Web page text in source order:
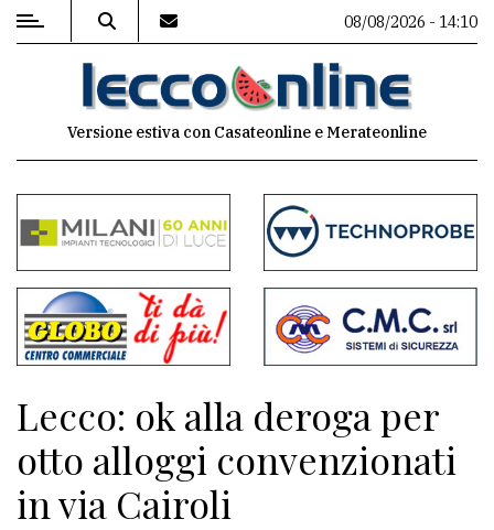
MENU
commenti
Contenuti
del
sito
Meteo
CONTATTI
08/08/2026 - 14:10
Versione estiva con Casateonline e Merateonline
Lecco: ok alla deroga per
otto alloggi convenzionati
in via Cairoli